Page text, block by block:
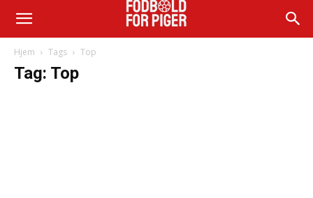
Hjem Tags Top
Tag: Top